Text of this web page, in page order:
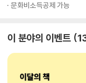
문화비소득공제 가능
이 분야의 이벤트